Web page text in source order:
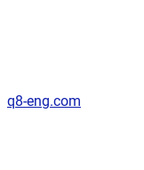
q8-eng.com